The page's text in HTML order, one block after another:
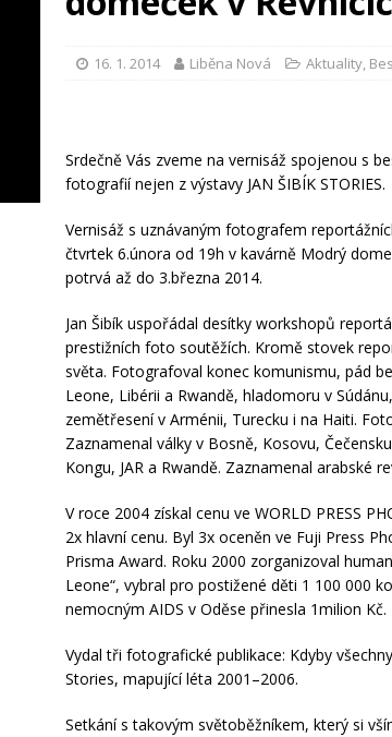
16. 1. 2014 Liběna Nová Aktuality,
Srdečně Vás zveme na vernisáž spojenou s
fotografií nejen z výstavy JAN ŠIBÍK STORIES.
Vernisáž s uznávaným fotografem
čtvrtek 6.února od 19h v kavárně Modrý
potrvá až do 3.března 2014.
Jan Šibík uspořádal desítky workshopů
prestižních foto soutěžích. Kromě stovek
světa. Fotografoval konec komunismu, pád
Leone, Libérii a Rwandě, hladomoru v
zemětřesení v Arménii, Turecku i na Haiti.
Zaznamenal války v Bosně, Kosovu,
Kongu, JAR a Rwandě. Zaznamenal arabské
V roce 2004 získal cenu ve WORLD PRESS
2x hlavní cenu. Byl 3x oceněn ve Fuji Press
Prisma Award. Roku 2000 zorganizoval
Leone“, vybral pro postižené děti 1 100 000
nemocným AIDS v Oděse přinesla 1milion Kč.
Vydal tři fotografické publikace: Kdyby
Stories, mapující léta 2001–2006.
Setkání s takovým světoběžníkem, který si